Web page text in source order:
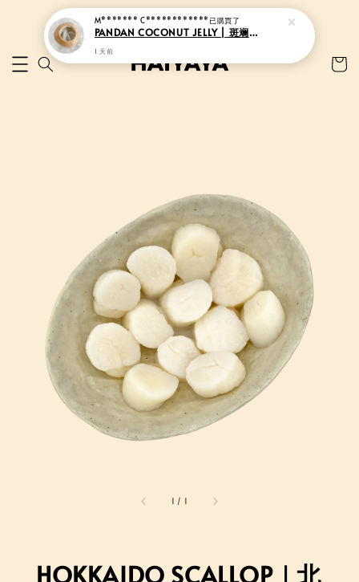
1 / 1
HOKKAIDO SCALLOP｜北
M******* C************已購買了
PANDAN COCONUT JELLY | 斑斓香椰果冻
1 天前